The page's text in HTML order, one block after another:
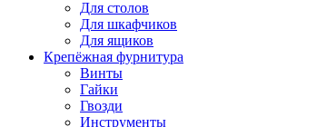
Для столов
Для шкафчиков
Для ящиков
Крепёжная фурнитура
Винты
Гайки
Гвозди
Инструменты